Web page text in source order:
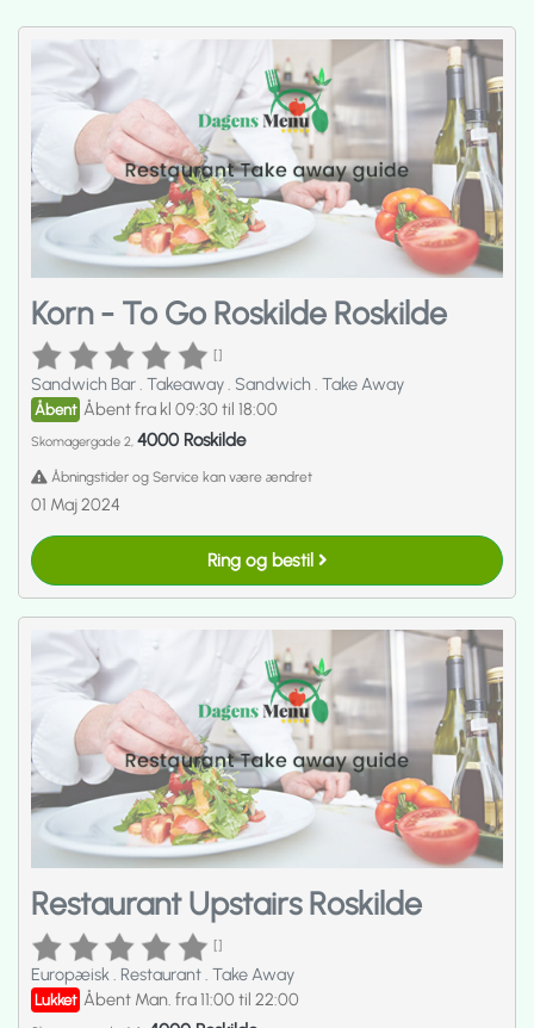
Korn - To Go Roskilde Roskilde
[]
Sandwich Bar. Takeaway. Sandwich . Take Away
Åbent Åbent fra kl 09:30 til 18:00
Skomagergade 2, 4000 Roskilde
Åbningstider og Service kan være ændret
01 Maj 2024
Ring og bestil
Restaurant Upstairs Roskilde
[]
Europæisk. Restaurant. Take Away
Lukket Åbent Man. fra 11:00 til 22:00